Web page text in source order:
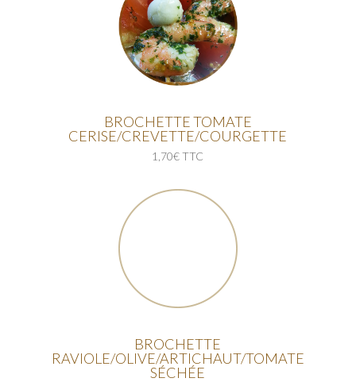
BROCHETTE TOMATE
CERISE/CREVETTE/COURGETTE
1,70€ TTC
BROCHETTE
RAVIOLE/OLIVE/ARTICHAUT/TOMATE
SÉCHÉE